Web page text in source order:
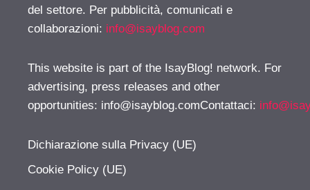
del settore. Per pubblicità, comunicati e
collaborazioni: info@isayblog.com
This website is part of the IsayBlog! network. For
advertising, press releases and other
opportunities: info@isayblog.comContattaci:
Dichiarazione sulla Privacy (UE)
Cookie Policy (UE)